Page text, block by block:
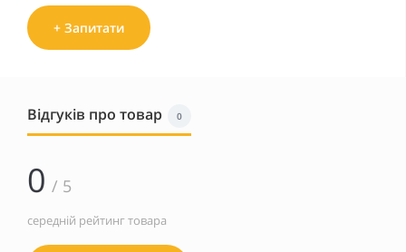
+ Запитати
Відгуків про товар 0
0 / 5
середній рейтинг товара